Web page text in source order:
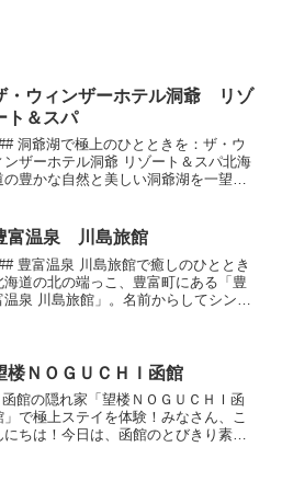
・ウィンザーホテル洞爺 リゾ
ト＆スパ
洞爺湖で極上のひとときを：ザ・ウ
ンザーホテル洞爺 リゾート＆スパ北海
の豊かな自然と美しい洞爺湖を一望で
沢なひとときを求める方々にとって、
さに理想的なリ...
富温泉 川島旅館
豊富温泉 川島旅館で癒しのひととき
海道の北の端っこ、豊富町にある「豊
温泉 川島旅館」。名前からしてシンプ
の素敵な温泉旅館...
楼ＮＯＧＵＣＨＩ函館
館の隠れ家「望楼ＮＯＧＵＣＨＩ函
」で極上ステイを体験！みなさん、こ
にちは！今日は、函館のとびきり素敵